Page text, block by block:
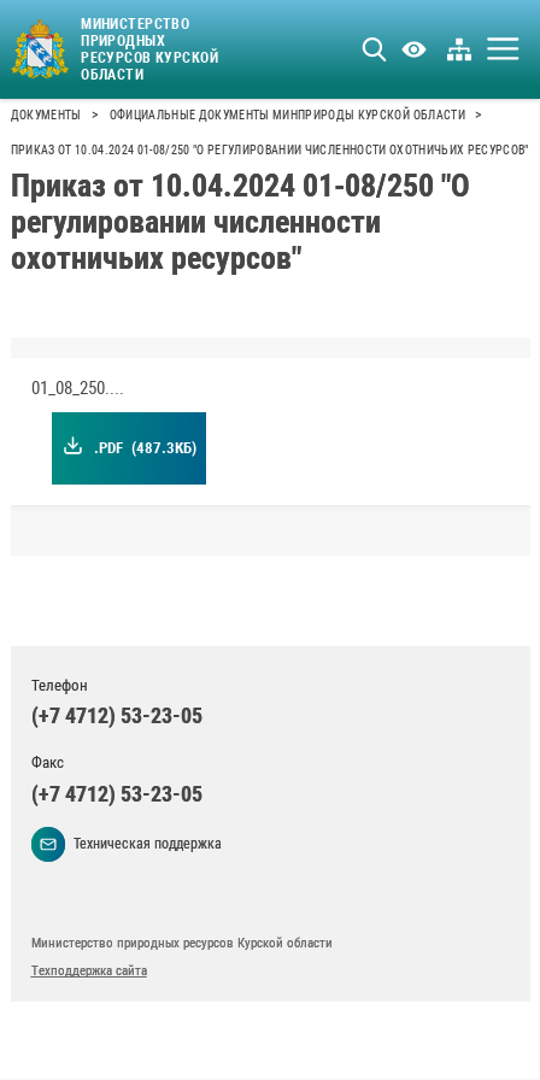
МИНИСТЕРСТВО
ПРИРОДНЫХ
РЕСУРСОВ КУРСКОЙ
ОБЛАСТИ
ДОКУМЕНТЫ > ОФИЦИАЛЬНЫЕ ДОКУМЕНТЫ МИНПРИРОДЫ КУРСКОЙ ОБЛАСТИ >
ПРИКАЗ ОТ 10.04.2024 01-08/250 "О РЕГУЛИРОВАНИИ ЧИСЛЕННОСТИ ОХОТНИЧЬИХ РЕСУРСОВ"
Приказ от 10.04.2024 01-08/250 "О
регулировании численности
охотничьих ресурсов"
01_08_250.pdf
.PDF (487.3КБ)
Телефон
(+7 4712) 53-23-05
Факс
(+7 4712) 53-23-05
Техническая поддержка
Министерство природных ресурсов Курской области
Техподдержка сайта